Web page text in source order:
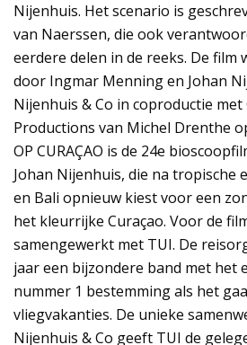
Nijenhuis. Het scenario is
van Naerssen, die ook
eerdere delen in de reeks. De film
door Ingmar Menning en Johan
Nijenhuis & Co in coproductie met
Productions van Michel Drenthe
OP CURAÇAO is de 24e
Johan Nijenhuis, die na tropische
en Bali opnieuw kiest voor een
het kleurrijke Curaçao. Voor de
samengewerkt met TUI. De
jaar een bijzondere band met het
nummer 1 bestemming als het
vliegvakanties. De unieke
Nijenhuis & Co geeft TUI de